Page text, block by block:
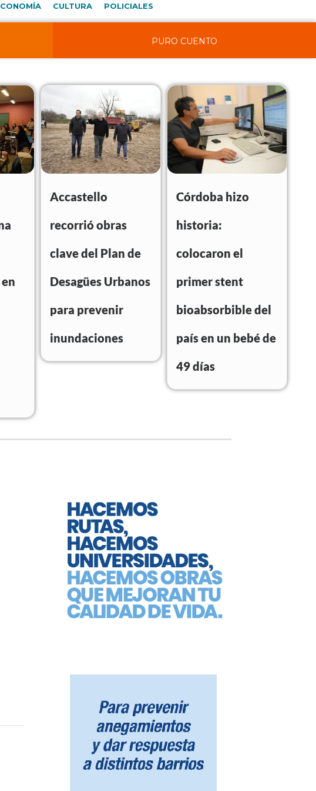
CULTURA POLICIALES
PURO CUENTO
Accastello
recorrió obras
clave del Plan de
Desagües Urbanos
para prevenir
inundaciones
Córdoba hizo
historia:
colocaron el
primer stent
bioabsorbible del
país en un bebé de
49 días